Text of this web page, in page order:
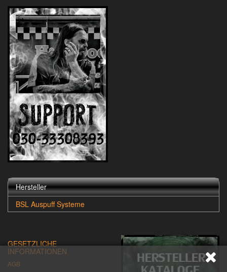
Hersteller
BSL Auspuff Systeme
GESETZLICHE
INFORMATIONEN
AGB